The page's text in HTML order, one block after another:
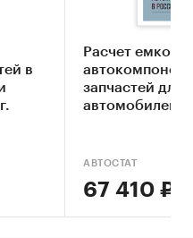
ТОП 10
налоговой службы
порталы)
в
Расчет
запчастей для
автомобилей в
АВТОСТАТ
67 410 ₽